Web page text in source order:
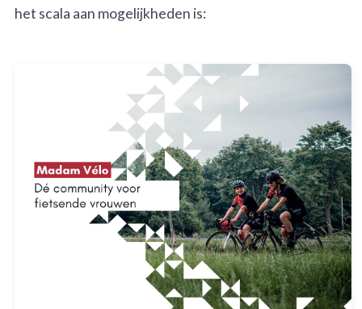
het scala aan mogelijkheden is: